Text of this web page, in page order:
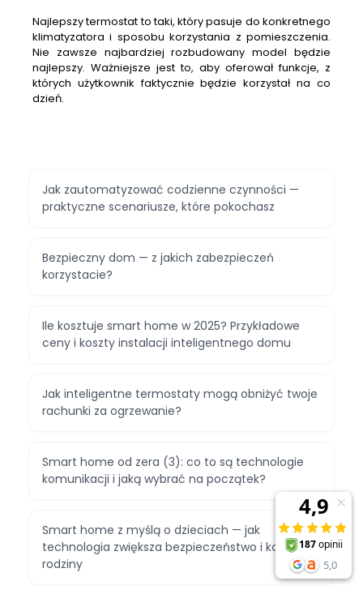
Najlepszy termostat to taki, który pasuje do konkretnego
klimatyzatora i sposobu korzystania z pomieszczenia.
Nie zawsze najbardziej rozbudowany model będzie
najlepszy. Ważniejsze jest to, aby oferował funkcje, z
których użytkownik faktycznie będzie korzystał na co
dzień.
Jak zautomatyzować codzienne czynności —
praktyczne scenariusze, które pokochasz
Bezpieczny dom — z jakich zabezpieczeń
korzystacie?
Ile kosztuje smart home w 2025? Przykładowe
ceny i koszty instalacji inteligentnego domu
Jak inteligentne termostaty mogą obniżyć twoje
rachunki za ogrzewanie?
Smart home od zera (3): co to są technologie
komunikacji i jaką wybrać na początek?
Smart home z myślą o dzieciach — jak
technologia zwiększa bezpieczeństwo i komfort
rodziny